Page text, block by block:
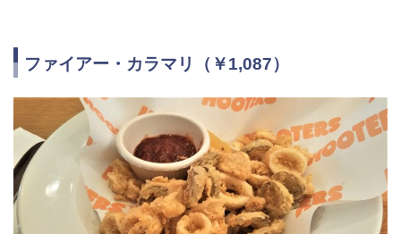
ファイアー・カラマリ（￥1,087）